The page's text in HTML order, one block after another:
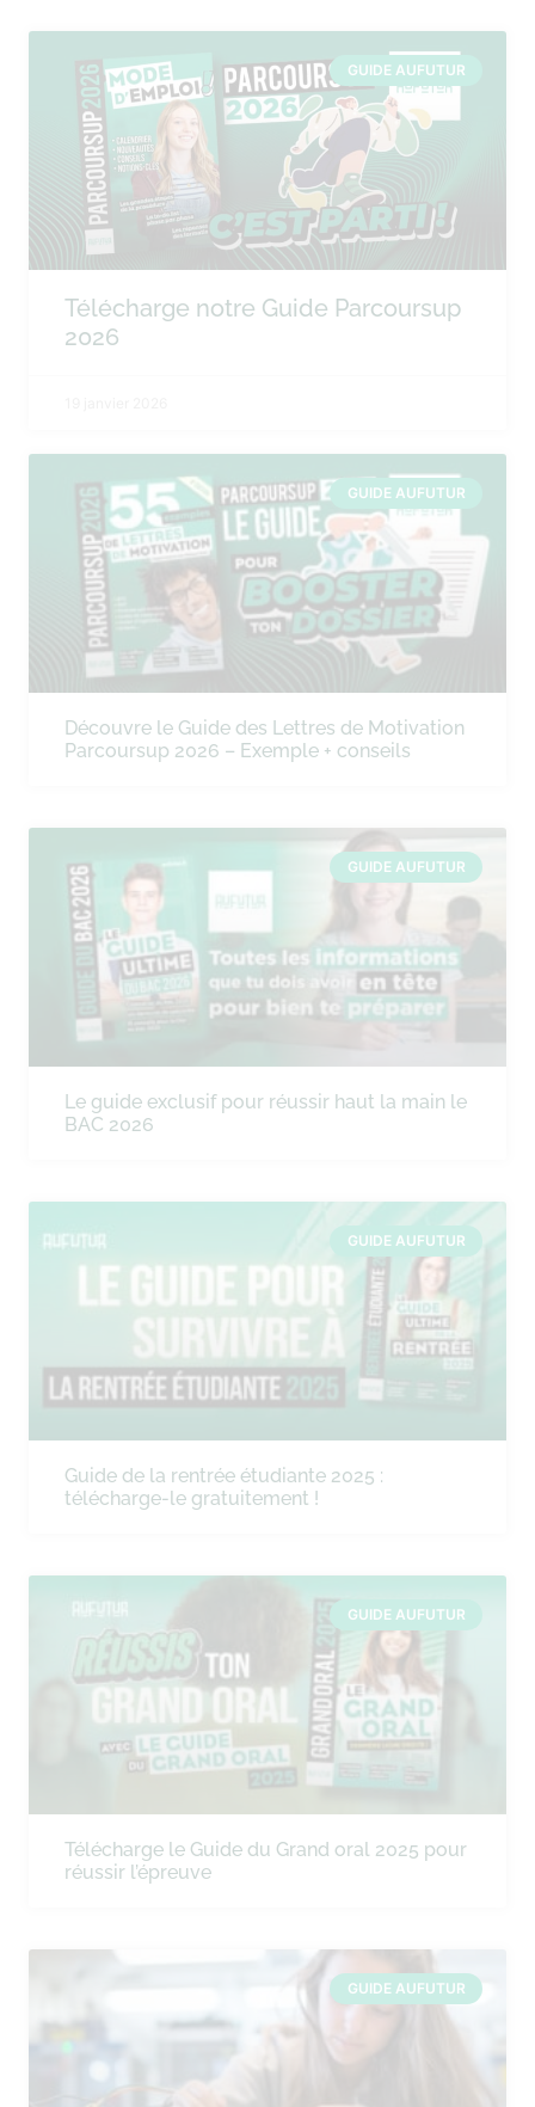
GUIDE AUFUTUR
Télécharge notre Guide Parcoursup
2026
GUIDE AUFUTUR
Découvre le Guide des Lettres de Motivation
Parcoursup 2026 – Exemple + conseils
GUIDE AUFUTUR
Le guide exclusif pour réussir haut la main le
BAC 2026
GUIDE AUFUTUR
Guide de la rentrée étudiante 2025 :
télécharge-le gratuitement !
GUIDE AUFUTUR
Télécharge le Guide du Grand oral 2025 pour
réussir l’épreuve
GUIDE AUFUTUR